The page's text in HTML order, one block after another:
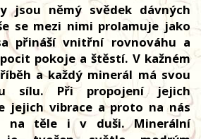
jsou němý svědek dávných
se mezi nimi prolamuje jako
přináší vnitřní rovnováhu a
pokoje a štěstí. V kažném
a každý minerál má svou
sílu. Při propojení jejich
jejich vibrace a proto na nás
na těle i v duši. Minerální